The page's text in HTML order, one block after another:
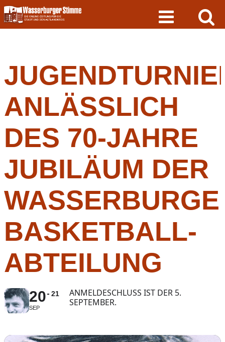
Skip
to
content
ANLÄSSLICH
DES 70-JAHRE
JUBILÄUM DER
BASKETBALL-
ABTEILUNG
20
SEP
21
ANMELDESCHLUSS IST DER 5.
SEPTEMBER.